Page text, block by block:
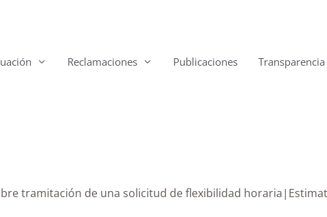
Reclamaciones Publicaciones Transparencia
sobre tramitación de una solicitud de flexibilidad